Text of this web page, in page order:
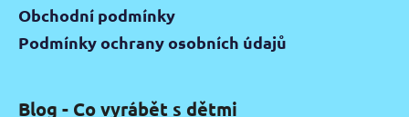
Obchodní podmínky
Podmínky ochrany osobních údajů
Blog - Co vyrábět s dětmi